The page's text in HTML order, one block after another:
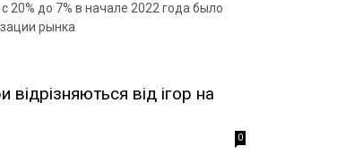
до 7% в начале 2022 года было
рынка
відрізняються від ігор на
0